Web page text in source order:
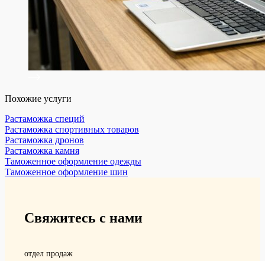
Похожие услуги
Растаможка специй
Растаможка спортивных товаров
Растаможка дронов
Растаможка камня
Таможенное оформление одежды
Таможенное оформление шин
Свяжитесь с нами
отдел продаж